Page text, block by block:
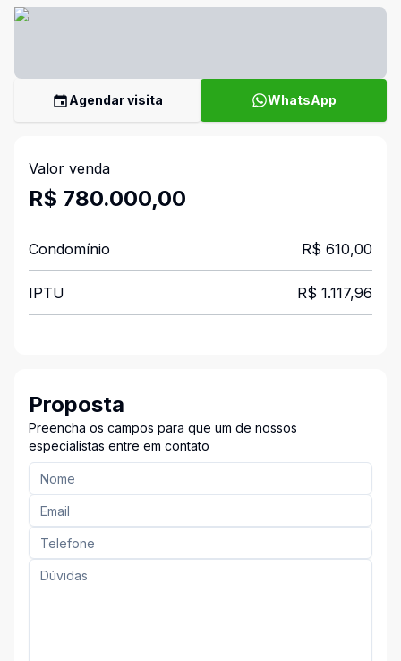
Agendar visita WhatsApp
Valor venda
R$ 780.000,00
Condomínio R$ 610,00
IPTU R$ 1.117,96
Proposta
Preencha os campos para que um de nossos
especialistas entre em contato